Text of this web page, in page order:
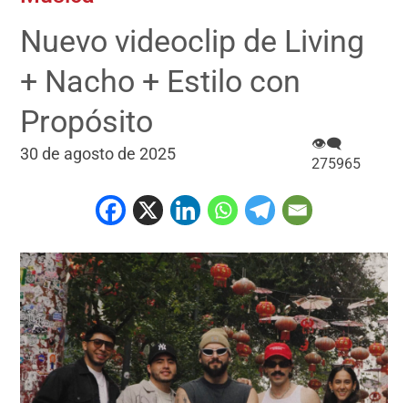
Nuevo videoclip de Living
+ Nacho + Estilo con
Propósito
30 de agosto de 2025
👁‍🗨
275965